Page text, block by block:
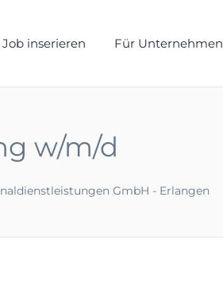
Job inserieren Für Unternehmen
w/m/d
GmbH - Erlangen